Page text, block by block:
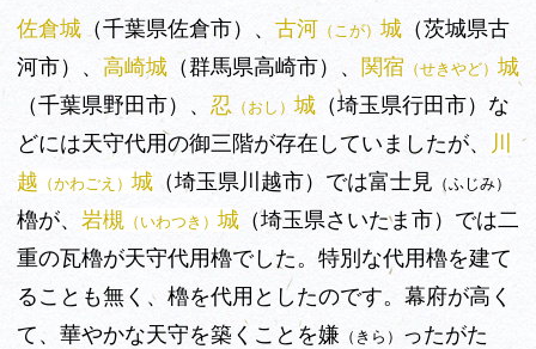
佐倉城 （千葉県佐倉市）、 古河 （こが） 城 （茨城県古
河市）、高崎城 （群馬県高崎市）、 関宿 （せきやど） 城
（千葉県野田市）、 忍 （おし） 城 （埼玉県行田市）な
どには天守代用の御三階が存在していましたが、
川
越 （かわごえ） 城 （埼玉県川越市）では富士見 （ふじみ）
櫓が、 岩槻 （いわつき） 城 （埼玉県さいたま市）では二
重の瓦櫓が天守代用櫓でした。特別な代用櫓を建て
ることも無く、櫓を代用としたのです。幕府が高く
て、華やかな天守を築くことを嫌 （きら）
ったがた